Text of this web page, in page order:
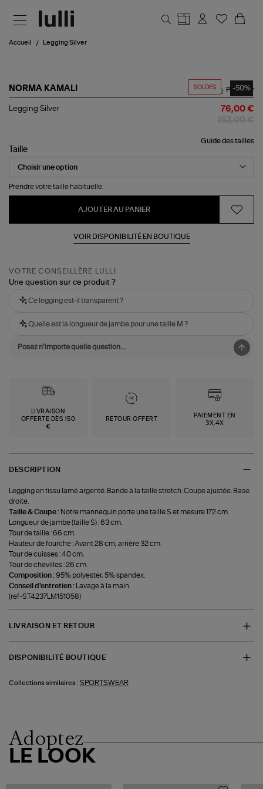
Accueil Legging Silver
SOLDES -50%
NORMA KAMALI
Legging
Partager
Legging Silver 76,00 €
Guide des tailles
Taille
Prendre votre taille habituelle.
AJOUTER AU PANIER
VOIR DISPONIBILITÉ EN BOUTIQUE
VOTRE CONSEILLÈRE LULLI
Une question sur ce produit ?
Ce legging est-il transparent ?
Quelle est la longueur de jambe pour une taille M ?
LIVRAISON
OFFERTE DÈS 150
€
RETOUR OFFERT
PAIEMENT EN
3X,4X
DESCRIPTION
Legging en tissu lamé argenté. Bande à la taille stretch. Coupe ajustée. Base
droite.
Taille & Coupe : Notre mannequin porte une taille S et mesure 172 cm.
Longueur de jambe (taille S) : 63 cm.
Tour de taille : 66 cm.
Hauteur de fourche : Avant 28 cm, arrière 32 cm.
Tour de cuisses : 40 cm.
Tour de chevilles : 26 cm.
Composition : 95% polyester, 5% spandex.
Conseil d'entretien : Lavage à la main.
(ref-ST4237LM151058)
LIVRAISON ET RETOUR
DISPONIBILITÉ BOUTIQUE
Collections similaires : SPORTSWEAR
Adoptez
LE LOOK